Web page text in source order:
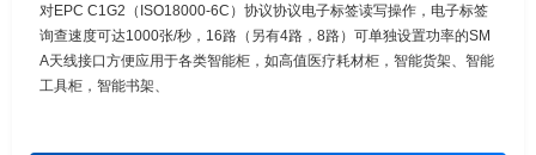
对EPC C1G2（ISO18000-6C）协议协议电子标签读写操作，电子标签
询查速度可达1000张/秒，16路（另有4路，8路）可单独设置功率的SM
A天线接口方便应用于各类智能柜，如高值医疗耗材柜，智能货架、智能
工具柜，智能书架、